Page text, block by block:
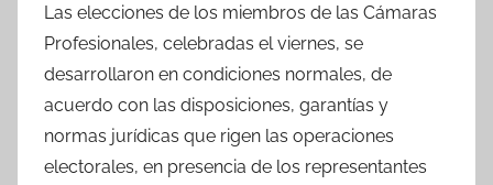
Las elecciones de los miembros de las Cámaras
Profesionales, celebradas el viernes, se
desarrollaron en condiciones normales, de
acuerdo con las disposiciones, garantías y
normas jurídicas que rigen las operaciones
electorales, en presencia de los representantes